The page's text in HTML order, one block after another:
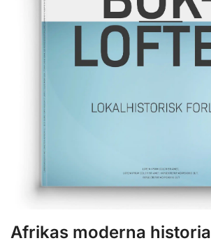
Afrikas moderna historia